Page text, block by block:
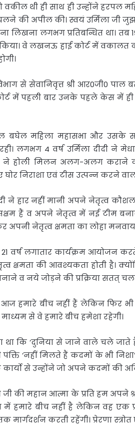
वकील थी ही साथ ही उन्होंने
की अपील की। स्वयं उर्मिला जी
लिखना लगभग प्रतिबन्धित था।
वे लखनऊ हाई कोर्ट में
से सेवानिवृत्त श्री आर0जी0
में पहली बार उनके पहले केस में ही
बघेल महिला महासभा और उसके
लगभग 4 वर्ष उर्मिला दीदी ने
होली मिलन अलग-अलग कराने का
निराशा एवं टीस उत्पन्न करने
ने हार नहीं मानी अपने नेतृत्व
हैं व अपने नेतृत्व में नई टीम
नेतृत्व क्षमता का लोहा
वर्ष लगातार कार्यक्रम आयोजन
क्षमता की आवश्यकता होती है।
व नये जोड़ने की प्रक्रिया सतत्
आज हमारे बीच नहीं हैं लेकिन फिर
से वे हमारे बीच हमेशा रहेगी।
कि ‘दुनिया से जाने वाले चले जाते
‘नहीं मिलते हैं कदमों के भी
कार्यो से उन्होंने जो अपने कदमों की
जी की महान आत्मा के प्रति हम अपने
में हमारे बीच नहीं है लेकिन वह एक
मार्गदर्शन करती रहेंगी। प्रेरणा